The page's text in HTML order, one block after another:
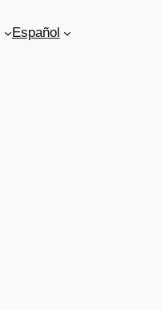
Español